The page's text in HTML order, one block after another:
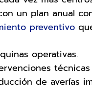
un plan anual
preventivo
operativas.
de averías